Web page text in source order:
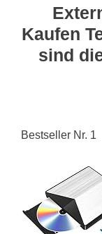
Kaufen
sind
Bestseller Nr. 1